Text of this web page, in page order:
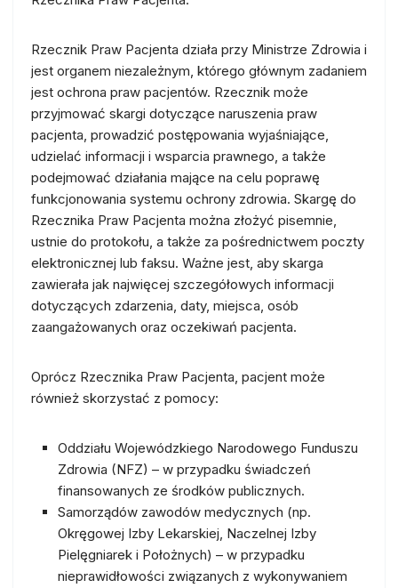
Rzecznik Praw Pacjenta działa przy Ministrze Zdrowia i
jest organem niezależnym, którego głównym zadaniem
jest ochrona praw pacjentów. Rzecznik może
przyjmować skargi dotyczące naruszenia praw
pacjenta, prowadzić postępowania wyjaśniające,
udzielać informacji i wsparcia prawnego, a także
podejmować działania mające na celu poprawę
funkcjonowania systemu ochrony zdrowia. Skargę do
Rzecznika Praw Pacjenta można złożyć pisemnie,
ustnie do protokołu, a także za pośrednictwem poczty
elektronicznej lub faksu. Ważne jest, aby skarga
zawierała jak najwięcej szczegółowych informacji
dotyczących zdarzenia, daty, miejsca, osób
zaangażowanych oraz oczekiwań pacjenta.
Oprócz Rzecznika Praw Pacjenta, pacjent może
również skorzystać z pomocy:
Oddziału Wojewódzkiego Narodowego Funduszu
Zdrowia (NFZ) – w przypadku świadczeń
finansowanych ze środków publicznych.
Samorządów zawodów medycznych (np.
Okręgowej Izby Lekarskiej, Naczelnej Izby
Pielęgniarek i Położnych) – w przypadku
nieprawidłowości związanych z wykonywaniem